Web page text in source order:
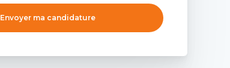
Envoyer ma candidature